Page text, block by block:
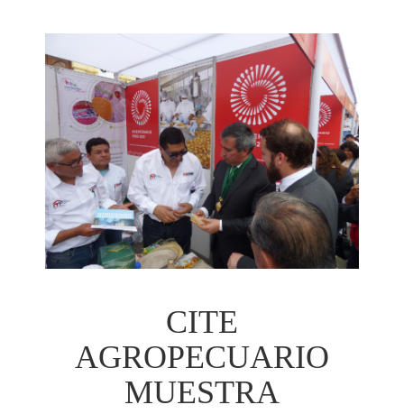
CITE
AGROPECUARIO
MUESTRA